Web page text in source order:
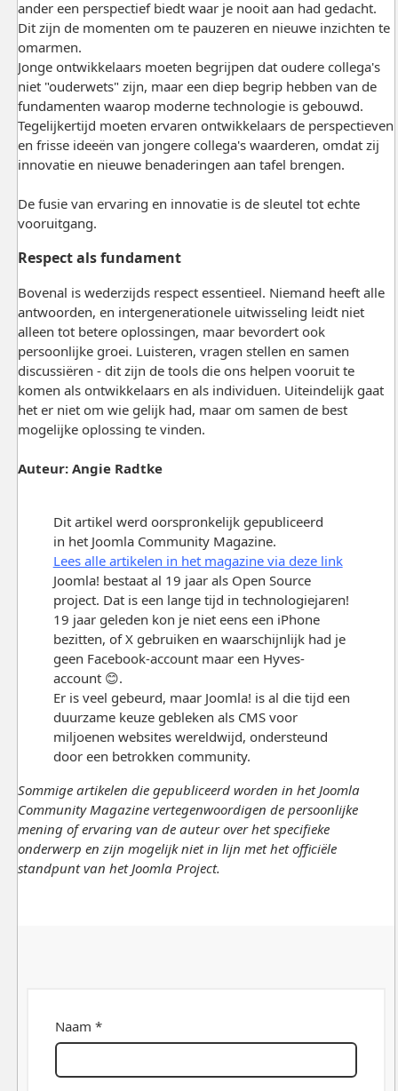
ander een perspectief biedt waar je nooit aan had gedacht.
Dit zijn de momenten om te pauzeren en nieuwe inzichten te
omarmen.
Jonge ontwikkelaars moeten begrijpen dat oudere collega's
niet "ouderwets" zijn, maar een diep begrip hebben van de
fundamenten waarop moderne technologie is gebouwd.
Tegelijkertijd moeten ervaren ontwikkelaars de perspectieven
en frisse ideeën van jongere collega's waarderen, omdat zij
innovatie en nieuwe benaderingen aan tafel brengen.
De fusie van ervaring en innovatie is de sleutel tot echte
vooruitgang.
Respect als fundament
Bovenal is wederzijds respect essentieel. Niemand heeft alle
antwoorden, en intergenerationele uitwisseling leidt niet
alleen tot betere oplossingen, maar bevordert ook
persoonlijke groei. Luisteren, vragen stellen en samen
discussiëren - dit zijn de tools die ons helpen vooruit te
komen als ontwikkelaars en als individuen. Uiteindelijk gaat
het er niet om wie gelijk had, maar om samen de best
mogelijke oplossing te vinden.
Auteur: Angie Radtke
Dit artikel werd oorspronkelijk gepubliceerd
in het Joomla Community Magazine.
Lees alle artikelen in het magazine via deze link
Joomla! bestaat al 19 jaar als Open Source
project. Dat is een lange tijd in technologiejaren!
19 jaar geleden kon je niet eens een iPhone
bezitten, of X gebruiken en waarschijnlijk had je
geen Facebook-account maar een Hyves-
account 😊.
Er is veel gebeurd, maar Joomla! is al die tijd een
duurzame keuze gebleken als CMS voor
miljoenen websites wereldwijd, ondersteund
door een betrokken community.
Sommige artikelen die gepubliceerd worden in het Joomla
Community Magazine vertegenwoordigen de persoonlijke
mening of ervaring van de auteur over het specifieke
onderwerp en zijn mogelijk niet in lijn met het officiële
standpunt van het Joomla Project.
Naam *